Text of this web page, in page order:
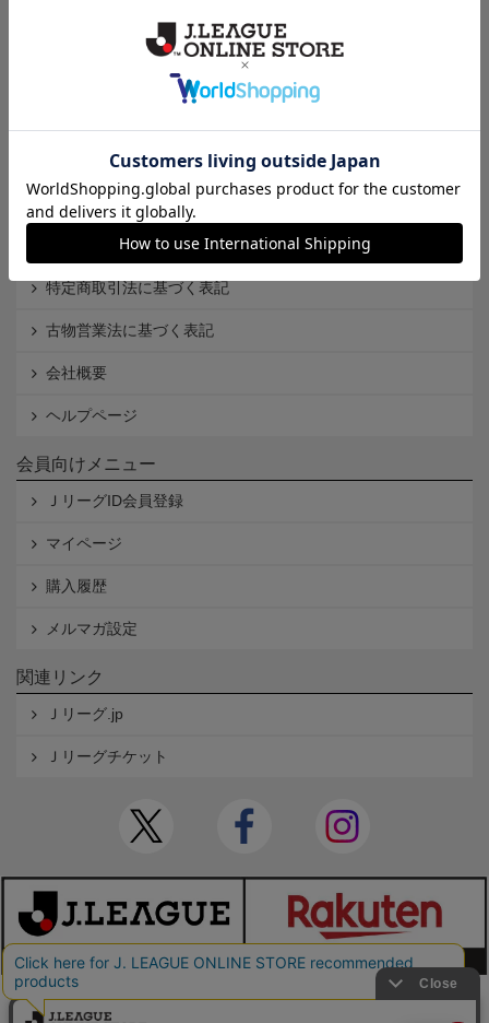
Ｊ2
インフォメーション
個人情報保護方針
Cookieポリシー
特定商取引法に基づく表記
古物営業法に基づく表記
会社概要
ヘルプページ
会員向けメニュー
ＪリーグID会員登録
マイページ
購入履歴
メルマガ設定
関連リンク
Ｊリーグ.jp
Ｊリーグチケット